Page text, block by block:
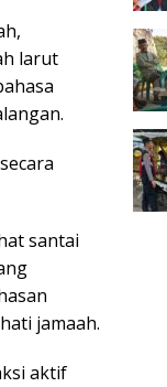
larut
santai
jamaah.
aktif